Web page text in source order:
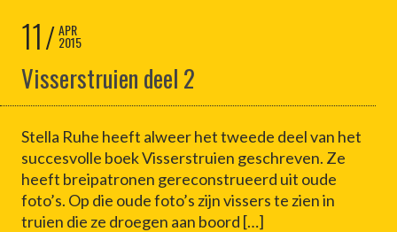
11 APR
2015
Visserstruien deel 2
Stella Ruhe heeft alweer het tweede deel van het
succesvolle boek Visserstruien geschreven. Ze
heeft breipatronen gereconstrueerd uit oude
foto’s. Op die oude foto’s zijn vissers te zien in
truien die ze droegen aan boord […]